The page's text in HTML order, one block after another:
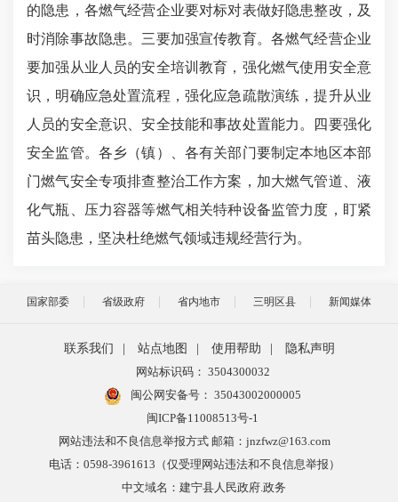
的隐患，各燃气经营企业要对标对表做好隐患整改，及
时消除事故隐患。三要加强宣传教育。各燃气经营企业
要加强从业人员的安全培训教育，强化燃气使用安全意
识，明确应急处置流程，强化应急疏散演练，提升从业
人员的安全意识、安全技能和事故处置能力。四要强化
安全监管。各乡（镇）、各有关部门要制定本地区本部
门燃气安全专项排查整治工作方案，加大燃气管道、液
化气瓶、压力容器等燃气相关特种设备监管力度，盯紧
苗头隐患，坚决杜绝燃气领域违规经营行为。
国家部委 省级政府 省内地市 三明区县 新闻媒体
联系我们 站点地图 使用帮助
隐私声明
网站标识码： 3504300032
闽公网安备号： 35043002000005
闽ICP备11008513号-1
网站违法和不良信息举报方式 邮箱：jnzfwz@163.com
电话：0598-3961613（仅受理网站违法和不良信息举报）
中文域名：建宁县人民政府.政务